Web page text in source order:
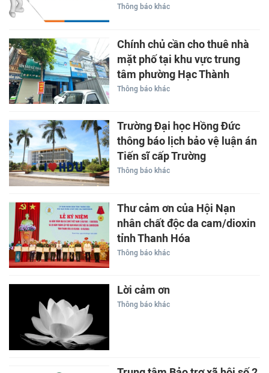
Thông báo khác
Chính chủ cần cho thuê nhà
mặt phố tại khu vực trung
tâm phường Hạc Thành
Thông báo khác
Trường Đại học Hồng Đức
thông báo lịch bảo vệ luận án
Tiến sĩ cấp Trường
Thông báo khác
Thư cảm ơn của Hội Nạn
nhân chất độc da cam/dioxin
tỉnh Thanh Hóa
Thông báo khác
Lời cảm ơn
Thông báo khác